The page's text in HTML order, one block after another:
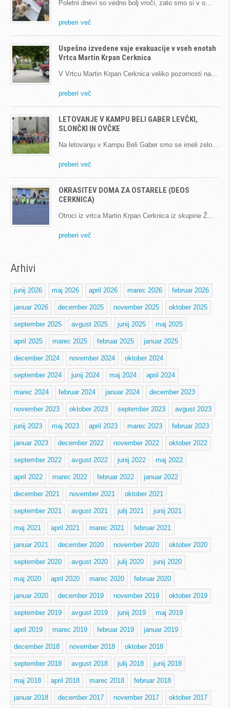
Poletni dnevi so vedno bolj vroči, zato smo si v o
preberi več
Uspešno izvedene vaje evakuacije v vseh enotah
Vrtca Martin Krpan Cerknica
V Vrtcu Martin Krpan Cerknica veliko pozornosti na
preberi več
LETOVANJE V KAMPU BELI GABER LEVČKI,
SLONČKI IN OVČKE
Na letovanju v Kampu Beli Gaber smo se imeli zelo
preberi več
OKRASITEV DOMA ZA OSTARELE (DEOS
CERKNICA)
Otroci iz vrtca Martin Krpan Cerknica iz skupine Ž
preberi več
Arhivi
junij 2026 maj 2026 april 2026 marec 2026 februar 2026
januar 2026 december 2025 november 2025 oktober 2025
september 2025 avgust 2025 junij 2025 maj 2025
april 2025 marec 2025 februar 2025 januar 2025
december 2024 november 2024 oktober 2024
september 2024 junij 2024 maj 2024 april 2024
marec 2024 februar 2024 januar 2024 december 2023
november 2023 oktober 2023 september 2023 avgust 2023
junij 2023 maj 2023 april 2023 marec 2023 februar 2023
januar 2023 december 2022 november 2022 oktober 2022
september 2022 avgust 2022 junij 2022 maj 2022
april 2022 marec 2022 februar 2022 januar 2022
december 2021 november 2021 oktober 2021
september 2021 avgust 2021 julij 2021 junij 2021
maj 2021 april 2021 marec 2021 februar 2021
januar 2021 december 2020 november 2020 oktober 2020
september 2020 avgust 2020 julij 2020 junij 2020
maj 2020 april 2020 marec 2020 februar 2020
januar 2020 december 2019 november 2019 oktober 2019
september 2019 avgust 2019 junij 2019 maj 2019
april 2019 marec 2019 februar 2019 januar 2019
december 2018 november 2018 oktober 2018
september 2018 avgust 2018 julij 2018 junij 2018
maj 2018 april 2018 marec 2018 februar 2018
januar 2018 december 2017 november 2017 oktober 2017